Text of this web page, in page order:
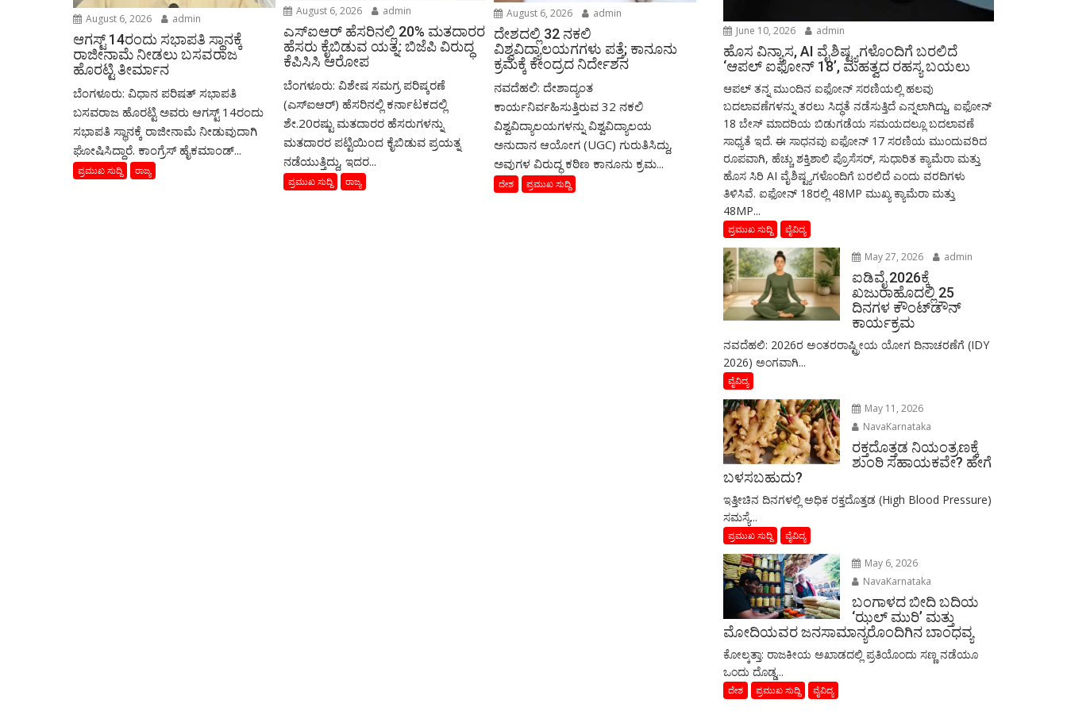
August 6, 2026 admin
ಆಗಸ್ಟ್‌ 14ರಂದು ಸಭಾಪತಿ ಸ್ಥಾನಕ್ಕೆ
ರಾಜೀನಾಮೆ ನೀಡಲು ಬಸವರಾಜ
ಹೊರಟ್ಟಿ ತೀರ್ಮಾನ
ಬೆಂಗಳೂರು: ವಿಧಾನ ಪರಿಷತ್ ಸಭಾಪತಿ
ಬಸವರಾಜ ಹೊರಟ್ಟಿ ಅವರು ಆಗಸ್ಟ್‌ 14ರಂದು
ಸಭಾಪತಿ ಸ್ಥಾನಕ್ಕೆ ರಾಜೀನಾಮೆ ನೀಡುವುದಾಗಿ
ಘೋಷಿಸಿದ್ದಾರೆ. ಕಾಂಗ್ರೆಸ್ ಹೈಕಮಾಂಡ್...
ಪ್ರಮುಖ ಸುದ್ದಿ ರಾಜ್ಯ
August 6, 2026 admin
ಎಸ್‌ಐಆರ್‌ ಹೆಸರಿನಲ್ಲಿ 20% ಮತದಾರರ
ಹೆಸರು ಕೈಬಿಡುವ ಯತ್ನ: ಬಿಜೆಪಿ ವಿರುದ್ಧ
ಕೆಪಿಸಿಸಿ ಆರೋಪ
ಬೆಂಗಳೂರು: ವಿಶೇಷ ಸಮಗ್ರ ಪರಿಷ್ಕರಣೆ
(ಎಸ್‌ಐಆರ್‌) ಹೆಸರಿನಲ್ಲಿ ಕರ್ನಾಟಕದಲ್ಲಿ
ಶೇ.20ರಷ್ಟು ಮತದಾರರ ಹೆಸರುಗಳನ್ನು
ಮತದಾರರ ಪಟ್ಟಿಯಿಂದ ಕೈಬಿಡುವ ಪ್ರಯತ್ನ
ನಡೆಯುತ್ತಿದ್ದು, ಇದರ...
ಪ್ರಮುಖ ಸುದ್ದಿ ರಾಜ್ಯ
August 6, 2026 admin
ದೇಶದಲ್ಲಿ 32 ನಕಲಿ
ವಿಶ್ವವಿದ್ಯಾಲಯಗಗಳು ಪತ್ತೆ; ಕಾನೂನು
ಕ್ರಮಕ್ಕೆ ಕೇಂದ್ರದ ನಿರ್ದೇಶನ
ನವದೆಹಲಿ: ದೇಶಾದ್ಯಂತ
ಕಾರ್ಯನಿರ್ವಹಿಸುತ್ತಿರುವ 32 ನಕಲಿ
ವಿಶ್ವವಿದ್ಯಾಲಯಗಳನ್ನು ವಿಶ್ವವಿದ್ಯಾಲಯ
ಅನುದಾನ ಆಯೋಗ (UGC) ಗುರುತಿಸಿದ್ದು,
ಅವುಗಳ ವಿರುದ್ಧ ಕಠಿಣ ಕಾನೂನು ಕ್ರಮ...
ದೇಶ ಪ್ರಮುಖ ಸುದ್ದಿ
June 10, 2026 admin
ಹೊಸ ವಿನ್ಯಾಸ, AI ವೈಶಿಷ್ಟ್ಯಗಳೊಂದಿಗೆ ಬರಲಿದೆ
‘ಆಪಲ್ ಐಫೋನ್ 18’, ಮಹತ್ವದ ರಹಸ್ಯ ಬಯಲು
ಆಪಲ್ ತನ್ನ ಮುಂದಿನ ಐಫೋನ್ ಸರಣಿಯಲ್ಲಿ ಹಲವು
ಬದಲಾವಣೆಗಳನ್ನು ತರಲು ಸಿದ್ಧತೆ ನಡೆಸುತ್ತಿದೆ ಎನ್ನಲಾಗಿದ್ದು, ಐಫೋನ್
18 ಬೇಸ್ ಮಾದರಿಯ ಬಿಡುಗಡೆಯ ಸಮಯದಲ್ಲೂ ಬದಲಾವಣೆ
ಸಾಧ್ಯತೆ ಇದೆ. ಈ ಸಾಧನವು ಐಫೋನ್ 17 ಸರಣಿಯ ಮುಂದುವರಿದ
ರೂಪವಾಗಿ, ಹೆಚ್ಚು ಶಕ್ತಿಶಾಲಿ ಪ್ರೊಸೆಸರ್, ಸುಧಾರಿತ ಕ್ಯಾಮೆರಾ ಮತ್ತು
ಹೊಸ ಸಿರಿ AI ವೈಶಿಷ್ಟ್ಯಗಳೊಂದಿಗೆ ಬರಲಿದೆ ಎಂದು ವರದಿಗಳು
ತಿಳಿಸಿವೆ. ಐಫೋನ್ 18ರಲ್ಲಿ 48MP ಮುಖ್ಯ ಕ್ಯಾಮೆರಾ ಮತ್ತು
48MP...
ಪ್ರಮುಖ ಸುದ್ದಿ ವೈವಿದ್ಯ
May 27, 2026 admin
ಐಡಿವೈ 2026ಕ್ಕೆ
ಖಜುರಾಹೊದಲ್ಲಿ 25
ದಿನಗಳ ಕೌಂಟ್‌ಡೌನ್
ಕಾರ್ಯಕ್ರಮ
ನವದೆಹಲಿ: 2026ರ ಅಂತರರಾಷ್ಟ್ರೀಯ ಯೋಗ ದಿನಾಚರಣೆಗೆ (IDY
2026) ಅಂಗವಾಗಿ...
ವೈವಿದ್ಯ
May 11, 2026
NavaKarnataka
ರಕ್ತದೊತ್ತಡ ನಿಯಂತ್ರಣಕ್ಕೆ
ಶುಂಠಿ ಸಹಾಯಕವೇ? ಹೇಗೆ
ಬಳಸಬಹುದು?
ಇತ್ತೀಚಿನ ದಿನಗಳಲ್ಲಿ ಅಧಿಕ ರಕ್ತದೊತ್ತಡ (High Blood Pressure)
ಸಮಸ್ಯೆ...
ಪ್ರಮುಖ ಸುದ್ದಿ ವೈವಿದ್ಯ
May 6, 2026
NavaKarnataka
ಬಂಗಾಳದ ಬೀದಿ ಬದಿಯ
‘ಝಲ್ ಮುರಿ’ ಮತ್ತು
ಮೋದಿಯವರ ಜನಸಾಮಾನ್ಯರೊಂದಿಗಿನ ಬಾಂಧವ್ಯ
​ಕೋಲ್ಕತ್ತಾ: ರಾಜಕೀಯ ಅಖಾಡದಲ್ಲಿ ಪ್ರತಿಯೊಂದು ಸಣ್ಣ ನಡೆಯೂ
ಒಂದು ದೊಡ್ಡ...
ದೇಶ ಪ್ರಮುಖ ಸುದ್ದಿ ವೈವಿದ್ಯ